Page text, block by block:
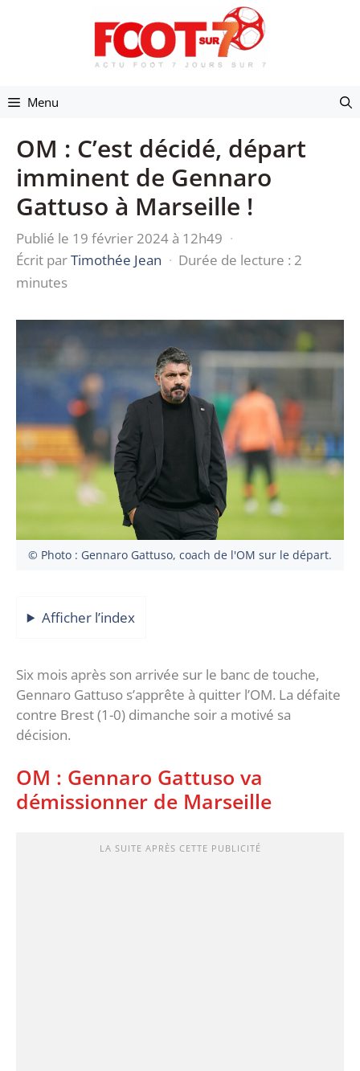
Menu
OM : C’est décidé, départ
imminent de Gennaro
Gattuso à Marseille !
Publié le 19 février 2024 à 12h49 ·
Écrit parTimothée Jean · Durée de lecture : 2
minutes
© Photo : Gennaro Gattuso, coach de l'OM sur le départ.
Afficher l’index
Six mois après son arrivée sur le banc de touche,
Gennaro Gattuso s’apprête à quitter l’OM. La défaite
contre Brest (1-0) dimanche soir a motivé sa
décision.
OM : Gennaro Gattuso va
démissionner de Marseille
LA SUITE APRÈS CETTE PUBLICITÉ